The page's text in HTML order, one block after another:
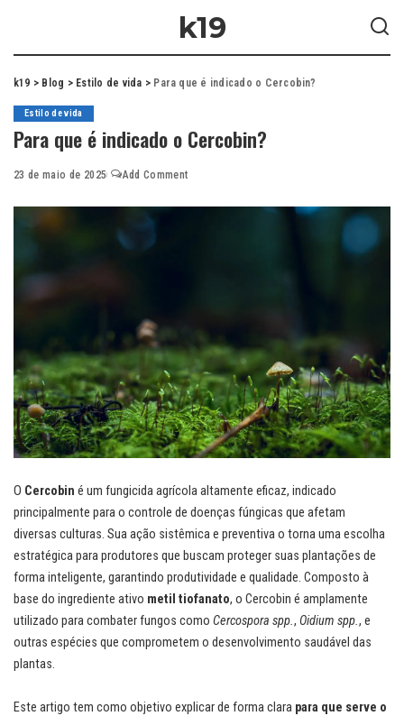
k19
k19 > Blog > Estilo de vida > Para que é indicado o Cercobin?
Estilo de vida
Para que é indicado o Cercobin?
23 de maio de 2025 Add Comment
O Cercobin é um fungicida agrícola altamente eficaz, indicado
principalmente para o controle de doenças fúngicas que afetam
diversas culturas. Sua ação sistêmica e preventiva o torna uma escolha
estratégica para produtores que buscam proteger suas plantações de
forma inteligente, garantindo produtividade e qualidade. Composto à
base do ingrediente ativo metil tiofanato, o Cercobin é amplamente
utilizado para combater fungos como Cercospora spp., Oidium spp., e
outras espécies que comprometem o desenvolvimento saudável das
plantas.
Este artigo tem como objetivo explicar de forma clara para que serve o